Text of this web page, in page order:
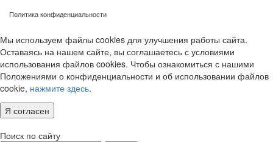
Политика конфиденциальности
Мы используем файлы cookies для улучшения работы сайта.
Оставаясь на нашем сайте, вы соглашаетесь с условиями
использования файлов cookies. Чтобы ознакомиться с нашими
Положениями о конфиденциальности и об использовании файлов
cookie, нажмите здесь.
Я согласен
Поиск по сайту